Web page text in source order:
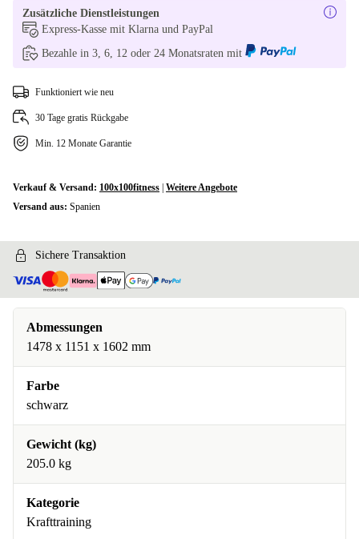
Zusätzliche Dienstleistungen
Express-Kasse mit Klarna und PayPal
Bezahle in 3, 6, 12 oder 24 Monatsraten mit
Funktioniert wie neu
30 Tage gratis Rückgabe
Min. 12 Monate Garantie
Verkauf & Versand: 100x100fitness Weitere Angebote
Versand aus: Spanien
Sichere Transaktion
Abmessungen
1478 x 1151 x 1602 mm
Farbe
schwarz
Gewicht (kg)
205.0 kg
Kategorie
Krafttraining